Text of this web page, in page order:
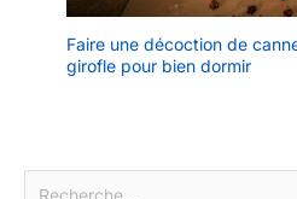
Faire une décoction de
girofle pour bien dormir